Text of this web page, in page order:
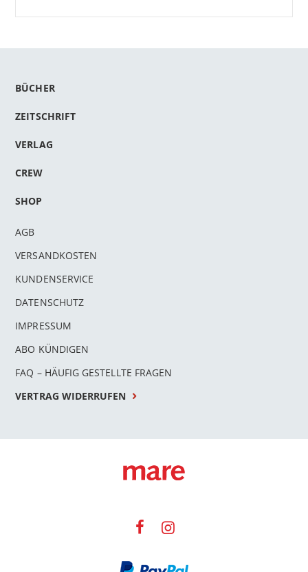
BÜCHER
ZEITSCHRIFT
VERLAG
CREW
SHOP
AGB
VERSANDKOSTEN
KUNDENSERVICE
DATENSCHUTZ
IMPRESSUM
ABO KÜNDIGEN
FAQ – HÄUFIG GESTELLTE FRAGEN
VERTRAG WIDERRUFEN